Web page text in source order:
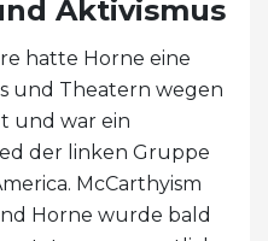
Aktivismus
hatte Horne eine
und Theatern wegen
und war ein
der linken Gruppe
McCarthyism
Horne wurde bald